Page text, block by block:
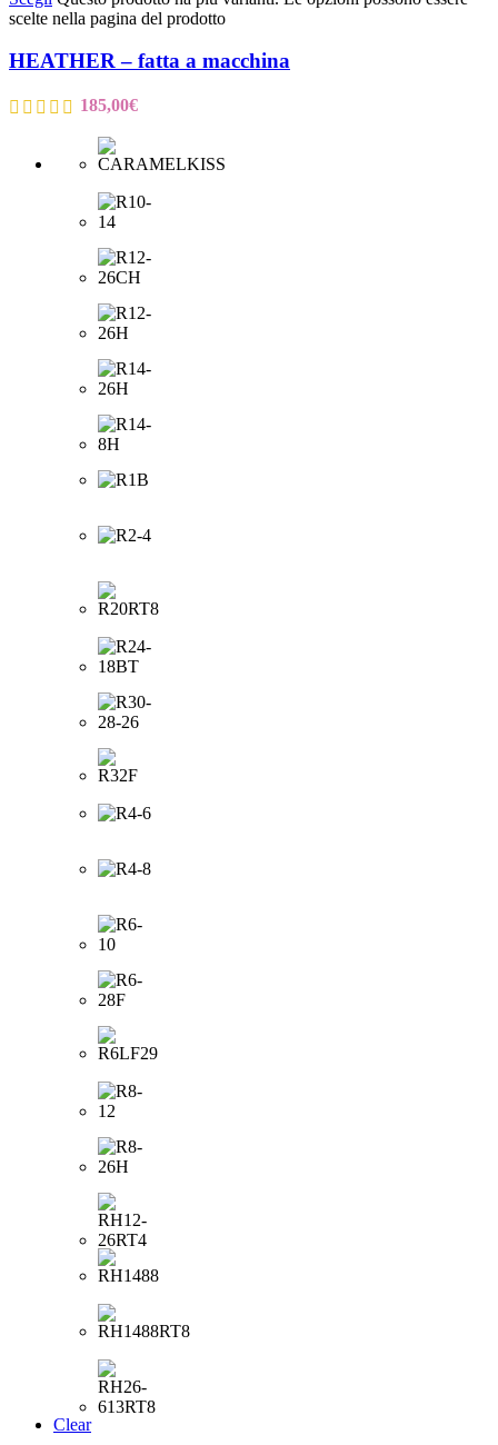
scelte nella pagina del prodotto
HEATHER – fatta a macchina
185,00€
Clear